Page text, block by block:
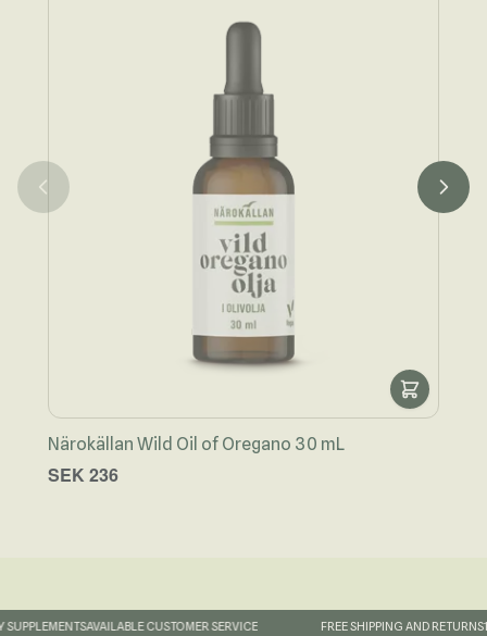
Närokällan Wild Oil of Oregano 30 mL
SEK 236
AVAILABLE CUSTOMER SERVICE FREE SHIPPING AND RETURNS1-